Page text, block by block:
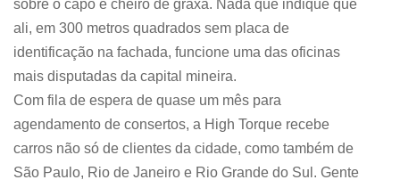
sobre o capô e cheiro de graxa. Nada que indique que
ali, em 300 metros quadrados sem placa de
identificação na fachada, funcione uma das oficinas
mais disputadas da capital mineira.
Com fila de espera de quase um mês para
agendamento de consertos, a High Torque recebe
carros não só de clientes da cidade, como também de
São Paulo, Rio de Janeiro e Rio Grande do Sul. Gente